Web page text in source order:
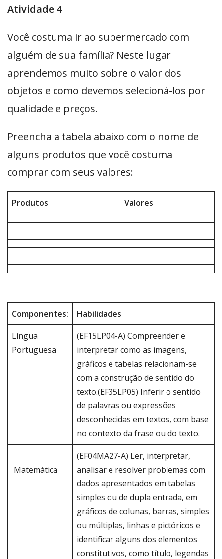
Atividade 4
Você costuma ir ao supermercado com
alguém de sua família? Neste lugar
aprendemos muito sobre o valor dos
objetos e como devemos selecioná-los por
qualidade e preços.
Preencha a tabela abaixo com o nome de
alguns produtos que você costuma
comprar com seus valores:
Produtos Valores
Componentes: Habilidades
Língua
Portuguesa
(EF15LP04-A) Compreender e
interpretar como as imagens,
gráficos e tabelas relacionam-se
com a construção de sentido do
texto.(EF35LP05) Inferir o sentido
de palavras ou expressões
desconhecidas em textos, com base
no contexto da frase ou do texto.
Matemática
(EF04MA27-A) Ler, interpretar,
analisar e resolver problemas com
dados apresentados em tabelas
simples ou de dupla entrada, em
gráficos de colunas, barras, simples
ou múltiplas, linhas e pictóricos e
identificar alguns dos elementos
constitutivos, como título, legendas